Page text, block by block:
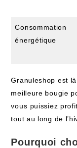
Consommation
énergétique
Granuleshop est
meilleure bougie
vous⁢ puissiez
tout ‍au long de
Pourquoi